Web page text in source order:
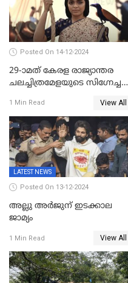
Posted On 14-12-2024
29-ാമത് കേരള രാജ്യാന്തര
ചലച്ചിത്രമേളയുടെ സിഗ്നേച്ചർ
1 Min Read View All
LATEST NEWS
Posted On 13-12-2024
അല്ലു അർജുന് ഇടക്കാല
ജാമ്യം
1 Min Read View All